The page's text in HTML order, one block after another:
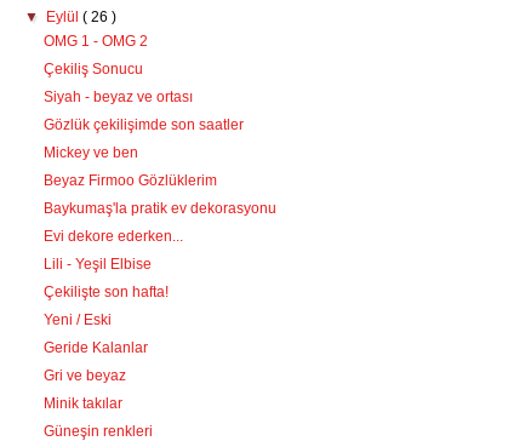
▼
Eylül( 26 )
OMG 1 - OMG 2
Çekiliş Sonucu
Siyah - beyaz ve ortası
Gözlük çekilişimde son saatler
Mickey ve ben
Beyaz Firmoo Gözlüklerim
Baykumaş'la pratik ev dekorasyonu
Evi dekore ederken...
Lili - Yeşil Elbise
Çekilişte son hafta!
Yeni / Eski
Geride Kalanlar
Gri ve beyaz
Minik takılar
Güneşin renkleri